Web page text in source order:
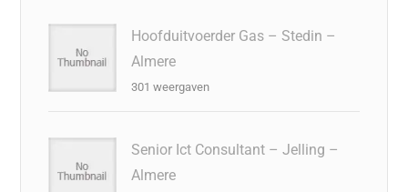
Hoofduitvoerder Gas – Stedin –
Almere
301 weergaven
Senior Ict Consultant – Jelling –
Almere